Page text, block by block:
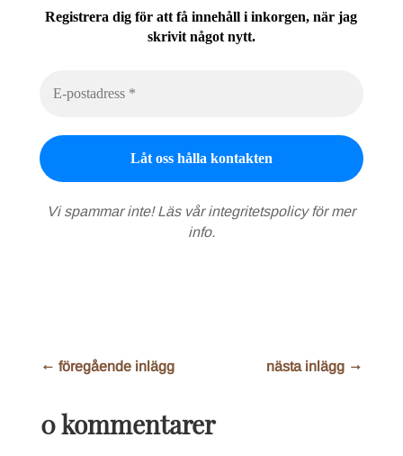
Registrera dig för att få innehåll i inkorgen, när jag
skrivit något nytt.
Vi spammar inte! Läs vårintegritetspolicyför mer
info.
← föregående inlägg nästa inlägg →
0 kommentarer